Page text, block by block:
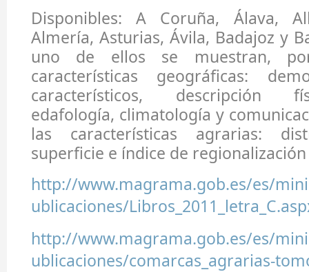
Disponibles: A Coruña, Álava,
Almería, Asturias, Ávila, Badajoz y
uno de ellos se muestran,
características geográficas:
característicos, descripción
edafología, climatología y
las características agrarias:
superficie e índice de
http://www.magrama.gob.es/es/
ublicaciones/
http://www.magrama.gob.es/es/
ublicaciones/comarcas_agrarias-